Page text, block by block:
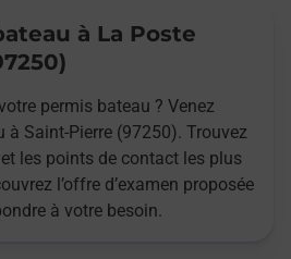
à La Poste
permis bateau ? Venez
à Saint-Pierre (97250). Trouvez
les points de contact les plus
l’offre d’examen proposée
à votre besoin.